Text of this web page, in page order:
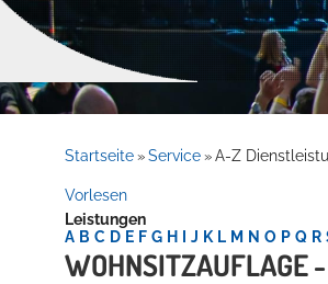
Service
Startseite » Service » A-Z
Vorlesen
Leistungen
A B C D E F G H J K L M N O P Q R
WOHNSITZAUFLAGE